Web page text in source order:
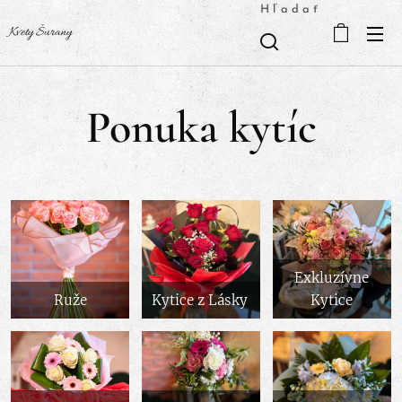
Kvety Šurany
Hľadať
Ponuka kytíc
Ruže Kytice z Lásky
Exkluzívne
Kytice